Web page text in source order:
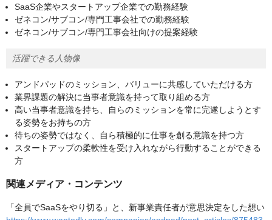
SaaS企業やスタートアップ企業での勤務経験
ゼネコン/サブコン/専門工事会社での勤務経験
ゼネコン/サブコン/専門工事会社向けの提案経験
活躍できる人物像
アンドパッドのミッション、バリューに共感していただける方
業界課題の解決に当事者意識を持って取り組める方
高い当事者意識を持ち、自らのミッションを常に完遂しようとす
る姿勢をお持ちの方
待ちの姿勢ではなく、自ら積極的に仕事を創る意識を持つ方
スタートアップの柔軟性を受け入れながら行動することができる
方
関連メディア・コンテンツ
「全員でSaaSをやり切る」と、新事業責任者が意思決定をした想い